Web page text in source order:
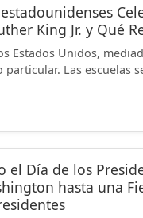
King Jr. y Qué
Estados Unidos,
Las escuelas
el Día de los
hasta una